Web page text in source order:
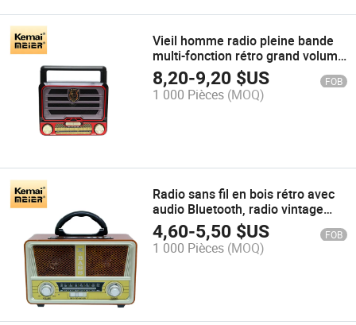
Vieil homme radio pleine bande
multi-fonction rétro grand volume
ancien vintage
8,20-9,20 $US FOB
1 000 Pièces (MOQ)
Radio sans fil en bois rétro avec
audio Bluetooth, radio vintage
solaire pour extérieur en gros
4,60-5,50 $US FOB
1 000 Pièces (MOQ)